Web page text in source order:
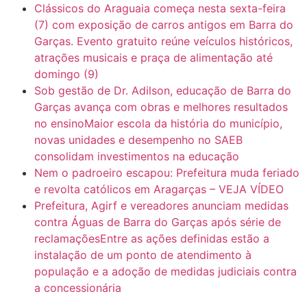
Mini Ginásio de Aragarças- Só a bo$ta 6:31
ARAGARÇAS: Uma das obras que não tem prioridade 7:10
Clássicos do Araguaia começa nesta sexta-feira
(7) com exposição de carros antigos em Barra do
Garças. Evento gratuito reúne veículos históricos,
atrações musicais e praça de alimentação até
domingo (9)
Sob gestão de Dr. Adilson, educação de Barra do
Garças avança com obras e melhores resultados
no ensinoMaior escola da história do município,
novas unidades e desempenho no SAEB
consolidam investimentos na educação
Nem o padroeiro escapou: Prefeitura muda feriado
e revolta católicos em Aragarças – VEJA VÍDEO
Prefeitura, Agirf e vereadores anunciam medidas
contra Águas de Barra do Garças após série de
reclamaçõesEntre as ações definidas estão a
instalação de um ponto de atendimento à
população e a adoção de medidas judiciais contra
a concessionária